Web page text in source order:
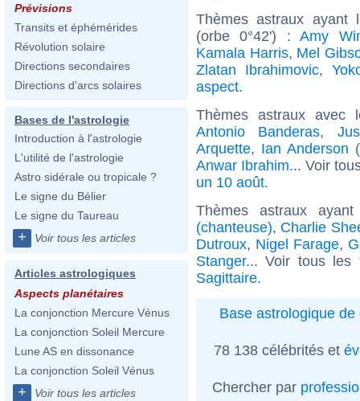
Prévisions
Transits et éphémérides
Révolution solaire
Directions secondaires
Directions d'arcs solaires
Bases de l'astrologie
Introduction à l'astrologie
L'utilité de l'astrologie
Astro sidérale ou tropicale ?
Le signe du Bélier
Le signe du Taureau
+ Voir tous les articles
Articles astrologiques
Aspects planétaires
La conjonction Mercure Vénus
La conjonction Soleil Mercure
Lune AS en dissonance
La conjonction Soleil Vénus
+ Voir tous les articles
Thèmes astraux ayant
(orbe 0°42') :Amy
Kamala Harris, Mel
Zlatan Ibrahimovic,
aspect.
Thèmes astraux
Antonio Banderas,
Arquette, Ian Anderson
Anwar Ibrahim... Voir
un 10 août.
Thèmes astraux
(chanteuse), Charlie
Dutroux, Nigel Farage,
Stanger... Voir tous les
Sagittaire.
Base astrologique de
78 138 célébrités et
Chercher par